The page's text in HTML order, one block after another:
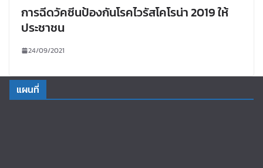
การฉีดวัคซีนป้องกันโรคไวรัสโคโรน่า 2019 ให้
ประชาชน
24/09/2021
แผนที่